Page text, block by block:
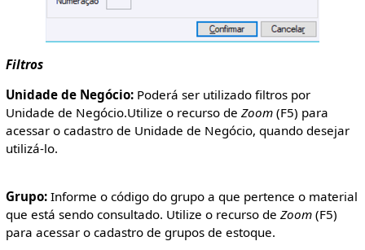
Filtros
Unidade de Negócio: Poderá ser utilizado filtros por
Unidade de Negócio.Utilize o recurso de Zoom(F5) para
acessar o cadastro de Unidade de Negócio, quando desejar
utilizá-lo.
Grupo: Informe o código do grupo a que pertence o material
que está sendo consultado. Utilize o recurso de Zoom(F5)
para acessar o cadastro de grupos de estoque.